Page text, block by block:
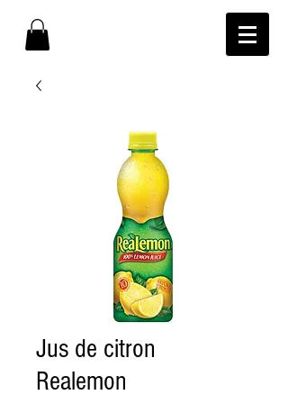
Jus de citron
Realemon